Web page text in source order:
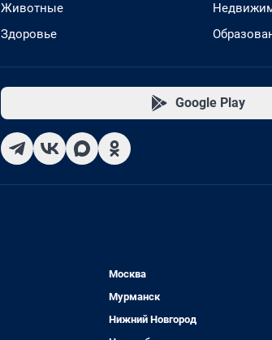
Животные
Здоровье
Google Play
Москва
Мурманск
Нижний Новгород